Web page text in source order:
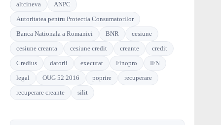
altcineva
ANPC
Autoritatea pentru Protectia Consumatorilor
Banca Nationala a Romaniei
BNR
cesiune
cesiune creanta
cesiune credit creante
credit
Credius
datorii executat Finopro
IFN
legal
OUG 52 2016 poprire
recuperare
recuperare creante
silit